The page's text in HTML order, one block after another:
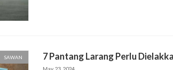
SAWAN 7 Pantang Larang Perlu